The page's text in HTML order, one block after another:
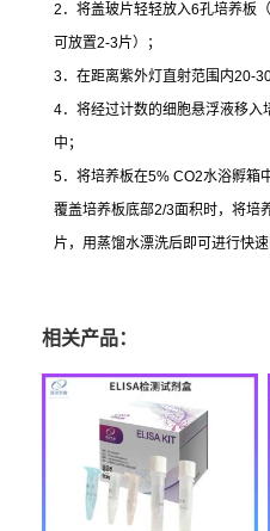
2 ．将盖玻片轻轻放入6孔培养板
可放置2-3片）；
3．在距离紫外灯直射范围内20-
4．将经过计数的细胞悬浮液移
中；
5．将培养板在5% CO2水浴孵箱
覆盖培养板底部2/3面积时，将培
片，用蒸馏水漂洗后即可进行快
相关产品：